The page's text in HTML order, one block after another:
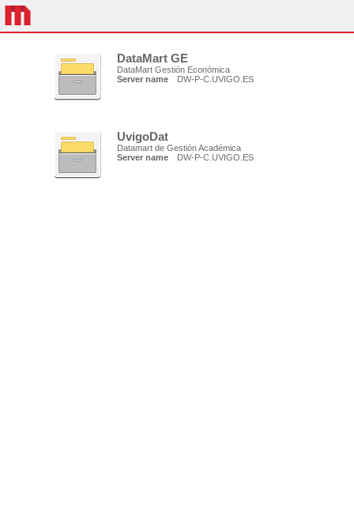
DataMart GE
DataMart Gestión Económica
Server name
DW-P-C.UVIGO.ES
UvigoDat
Datamart de Gestión Académica
Server name
DW-P-C.UVIGO.ES